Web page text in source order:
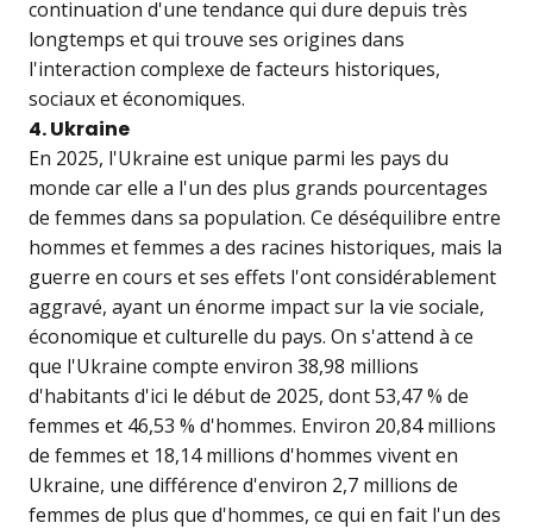
continuation d'une tendance qui dure depuis très
longtemps et qui trouve ses origines dans
l'interaction complexe de facteurs historiques,
sociaux et économiques.
4. Ukraine
En 2025, l'Ukraine est unique parmi les pays du
monde car elle a l'un des plus grands pourcentages
de femmes dans sa population. Ce déséquilibre entre
hommes et femmes a des racines historiques, mais la
guerre en cours et ses effets l'ont considérablement
aggravé, ayant un énorme impact sur la vie sociale,
économique et culturelle du pays. On s'attend à ce
que l'Ukraine compte environ 38,98 millions
d'habitants d'ici le début de 2025, dont 53,47 % de
femmes et 46,53 % d'hommes. Environ 20,84 millions
de femmes et 18,14 millions d'hommes vivent en
Ukraine, une différence d'environ 2,7 millions de
femmes de plus que d'hommes, ce qui en fait l'un des